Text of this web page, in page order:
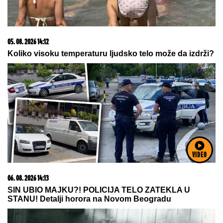
VIDEO
03. 08. 2026 13:23
Hibrid broj 1 koji osvaja Evropu, sada po specijalnoj
akcijskoj ceni od 19.990€ do 31.8.